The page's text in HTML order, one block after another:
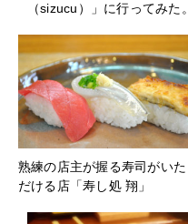
（sizucu）」に行ってみた。
熟練の店主が握る寿司がいた
だける店「寿し処 翔」